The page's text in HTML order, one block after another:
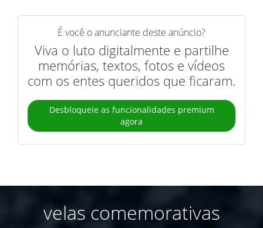
É você o anunciante deste anúncio?
Viva o luto digitalmente e partilhe
memórias, textos, fotos e vídeos
com os entes queridos que ficaram.
Desbloqueie as funcionalidades premium
agora
velas comemorativas